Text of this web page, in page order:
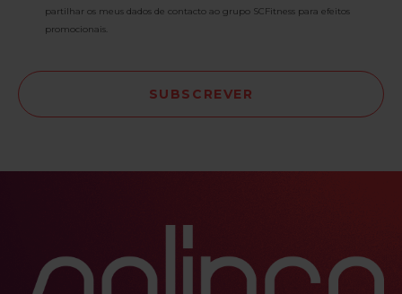
partilhar os meus dados de contacto ao grupo SCFitness para efeitos
promocionais.